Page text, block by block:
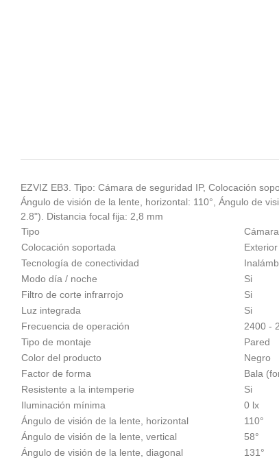
EZVIZ EB3. Tipo: Cámara de seguridad IP, Colocación
Ángulo de visión de la lente, horizontal: 110°, Ángulo de
2.8"). Distancia focal fija: 2,8 mm
Tipo
Colocación soportada
Exterior
Tecnología de conectividad
Modo día / noche
Si
Filtro de corte infrarrojo
Si
Luz integrada
Si
Frecuencia de operación
2400 -
Tipo de montaje
Pared
Color del producto
Negro
Factor de forma
Bala
Resistente a la intemperie
Si
Iluminación mínima
0 lx
Ángulo de visión de la lente, horizontal
110°
Ángulo de visión de la lente, vertical
58°
Ángulo de visión de la lente, diagonal
131°